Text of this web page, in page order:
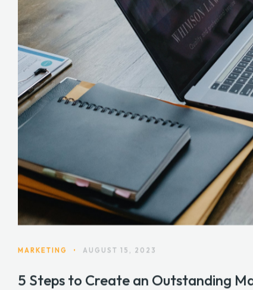
MARKETING • AUGUST 15, 2023
5 Steps to Create an Outstanding